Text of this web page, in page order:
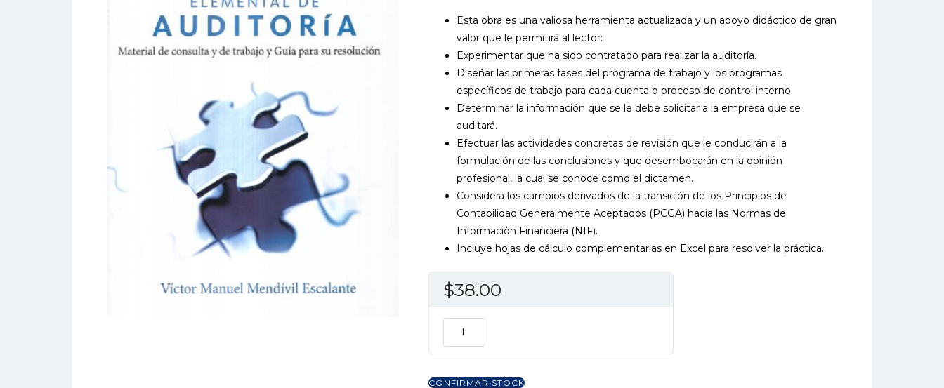
Esta obra es una valiosa herramienta actualizada y un apoyo didáctico de gran
valor que le permitirá al lector:
Experimentar que ha sido contratado para realizar la auditoría.
Diseñar las primeras fases del programa de trabajo y los programas
específicos de trabajo para cada cuenta o proceso de control interno.
Determinar la información que se le debe solicitar a la empresa que se
auditará.
Efectuar las actividades concretas de revisión que le conducirán a la
formulación de las conclusiones y que desembocarán en la opinión
profesional, la cual se conoce como el dictamen.
Considera los cambios derivados de la transición de los Principios de
Contabilidad Generalmente Aceptados (PCGA) hacia las Normas de
Información Financiera (NIF).
Incluye hojas de cálculo complementarias en Excel para resolver la práctica.
$38.00
PRACTICA
ELEMENTAL
AUDITORIA
CONFIRMAR STOCK